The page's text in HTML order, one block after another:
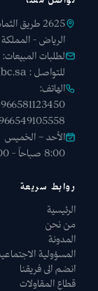
2625 طريق الثمامة - حي المونسية - 13249
الرياض - المملكة
لطلبات المبيعات:
للتواصل :
الهاتف:
الأحد – الخميس
8:00 صباحاً - 5:00 مساءً
روابط سريعة
الرئيسية
من نحن
المدونة
المسؤولية
انضم الى فريقنا
قطاع المقاولات